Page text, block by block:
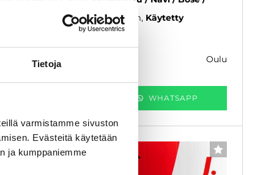
Tietoja
varmistamme sivuston
Evästeitä käytetään
ja kumppaniemme
, Manuaali, Diesel, 304 000 km Käytetty
144 € / kk
oulu
WHATSAPP
kk korotonta ja kulutonta SUOSIKKI